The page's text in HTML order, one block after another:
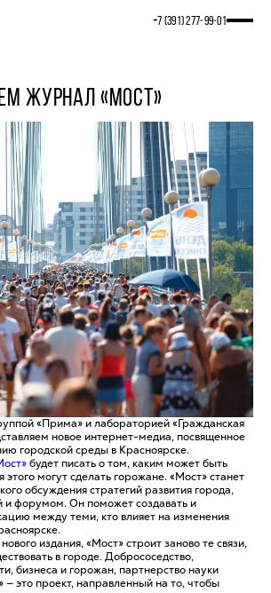
+7 (391) 277‒99‒01
ЖУРНАЛ «МОСТ»
«Прима» и лабораторией «Гражданская
новое интернет-медиа, посвященное
городской среды в Красноярске.
будет писать о том, каким может быть
этого могут сделать горожане. «Мост» станет
обсуждения стратегий развития города,
и форумом. Он поможет создавать и
между теми, кто влияет на изменения
издания, «Мост» строит заново те связи,
в городе. Добрососедство,
бизнеса и горожан, партнерство науки
— это проект, направленный на то, чтобы